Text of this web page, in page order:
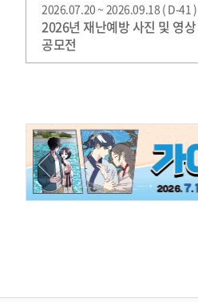
2026.07.20 ~ 2026.09.18 ( D-41 )
2026년 재난예방 사진 및 영상
공모전